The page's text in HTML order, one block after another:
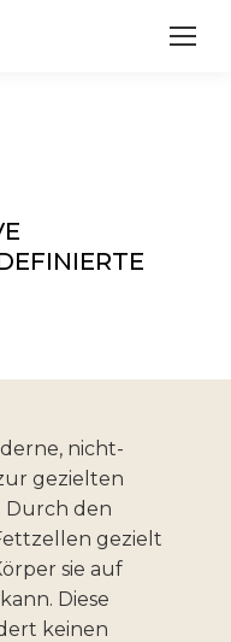
nicht-
gezielten
Durch den
gezielt
sie auf
Diese
keinen